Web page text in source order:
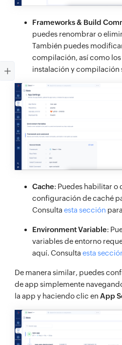
Frameworks & Build
puedes renombrar o
También puedes
compilación, así como
instalación y compilación
Cache: Puedes habilitar o
configuración de caché
Consulta esta sección
Environment Variable:
variables de entorno
aquí. Consulta esta
De manera similar, puedes
de app simplemente
la app y haciendo clic en App